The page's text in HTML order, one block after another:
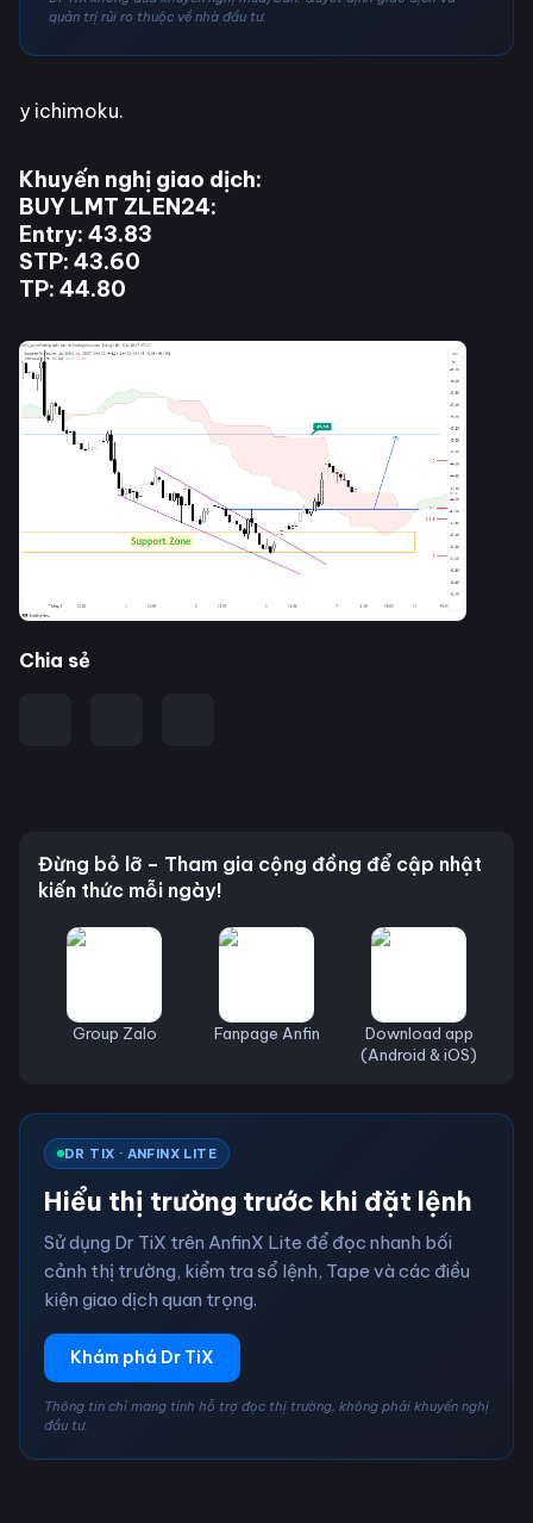
quản trị rủi ro thuộc về nhà đầu tư.
y ichimoku.
Khuyến nghị giao dịch:
BUY LMT ZLEN24:
Entry: 43.83
STP: 43.60
TP: 44.80
Chia sẻ
Đừng bỏ lỡ – Tham gia cộng đồng để cập nhật
kiến thức mỗi ngày!
Group Zalo Fanpage Anfin
Download app
(Android & iOS)
DR TIX · ANFINX LITE
Hiểu thị trường trước khi đặt lệnh
Sử dụng Dr TiX trên AnfinX Lite để đọc nhanh bối
cảnh thị trường, kiểm tra sổ lệnh, Tape và các điều
kiện giao dịch quan trọng.
Khám phá Dr TiX
Thông tin chỉ mang tính hỗ trợ đọc thị trường, không phải khuyến nghị
đầu tư.